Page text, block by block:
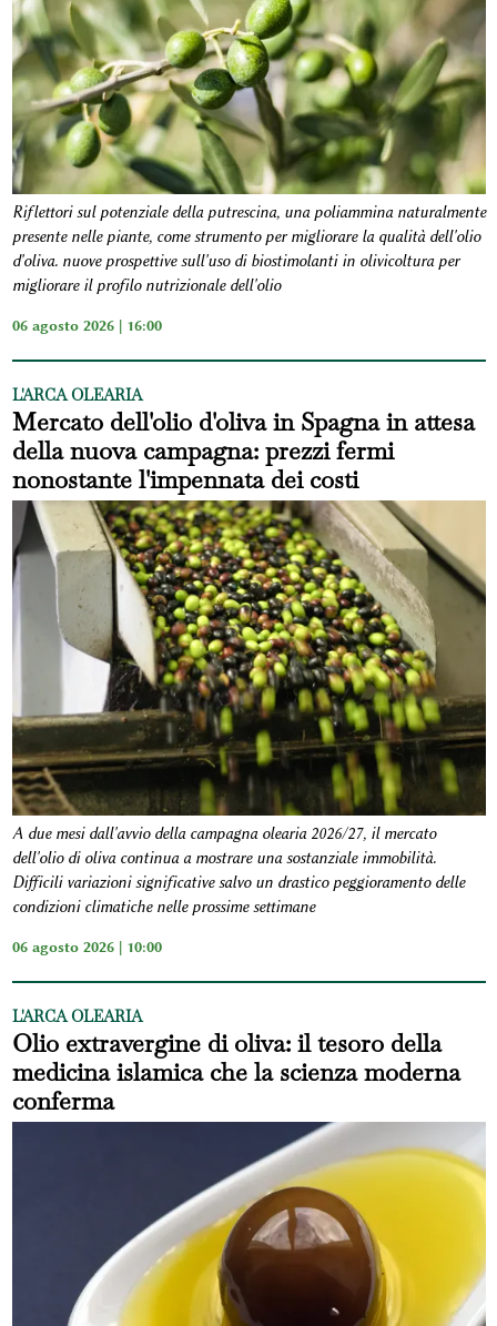
Riflettori sul potenziale della putrescina, una poliammina naturalmente
presente nelle piante, come strumento per migliorare la qualità dell'olio
d'oliva. nuove prospettive sull'uso di biostimolanti in olivicoltura per
migliorare il profilo nutrizionale dell'olio
06 agosto 2026 | 16:00
L'ARCA OLEARIA
Mercato dell'olio d'oliva in Spagna in attesa
della nuova campagna: prezzi fermi
nonostante l'impennata dei costi
A due mesi dall'avvio della campagna olearia 2026/27, il mercato
dell'olio di oliva continua a mostrare una sostanziale immobilità.
Difficili variazioni significative salvo un drastico peggioramento delle
condizioni climatiche nelle prossime settimane
06 agosto 2026 | 10:00
L'ARCA OLEARIA
Olio extravergine di oliva: il tesoro della
medicina islamica che la scienza moderna
conferma